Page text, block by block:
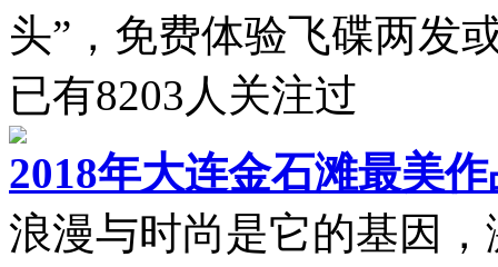
头”，免费体验飞碟两发
已有8203 人关注过
2018年大连金石滩最美
浪漫与时尚是它的基因